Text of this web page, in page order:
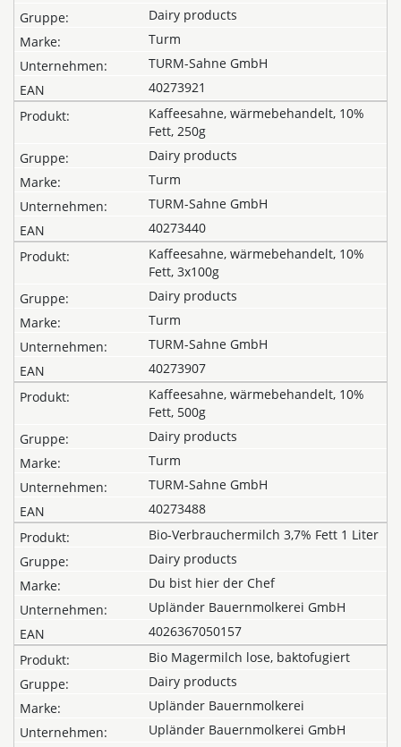
Dairy products
Turm
TURM-Sahne GmbH
40273921
Kaffeesahne, wärmebehandelt, 10%
Fett, 250g
Dairy products
Turm
TURM-Sahne GmbH
40273440
Kaffeesahne, wärmebehandelt, 10%
Fett, 3x100g
Dairy products
Turm
TURM-Sahne GmbH
40273907
Kaffeesahne, wärmebehandelt, 10%
Fett, 500g
Dairy products
Turm
TURM-Sahne GmbH
40273488
Bio-Verbrauchermilch 3,7% Fett 1 Liter
Dairy products
Du bist hier der Chef
Upländer Bauernmolkerei GmbH
4026367050157
Bio Magermilch lose, baktofugiert
Dairy products
Upländer Bauernmolkerei
Upländer Bauernmolkerei GmbH